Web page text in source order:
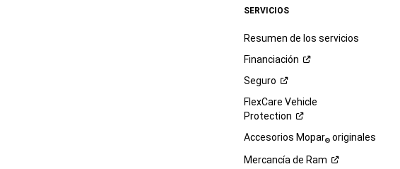
SERVICIOS
Resumen de los servicios
Financiación
Seguro
FlexCare Vehicle
Protection
Accesorios Mopar®originales
Mercancía de Ram